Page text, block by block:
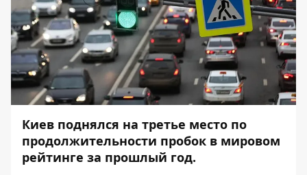
Киев поднялся на третье место по
продолжительности пробок в мировом
рейтинге за прошлый год.